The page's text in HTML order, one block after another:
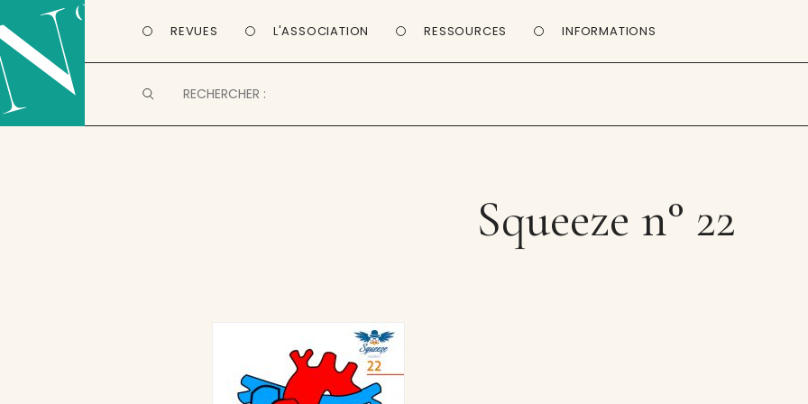
REVUES L'ASSOCIATION RESSOURCES INFORMATIONS
Squeeze n° 22